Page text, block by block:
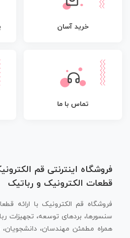
خرید آسان
تماس با ما
فروشگاه اینترنتی قم
قطعات الکترونیک و رباتیک
فروشگاه قم الکترونیک با ارائه
سنسورها، بردهای توسعه، تجهیزات
همراه مطمئن مهندسان، دانشجویان،